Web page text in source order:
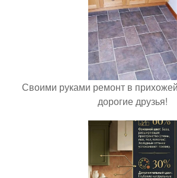
Своими руками ремонт в
дорогие друзья!